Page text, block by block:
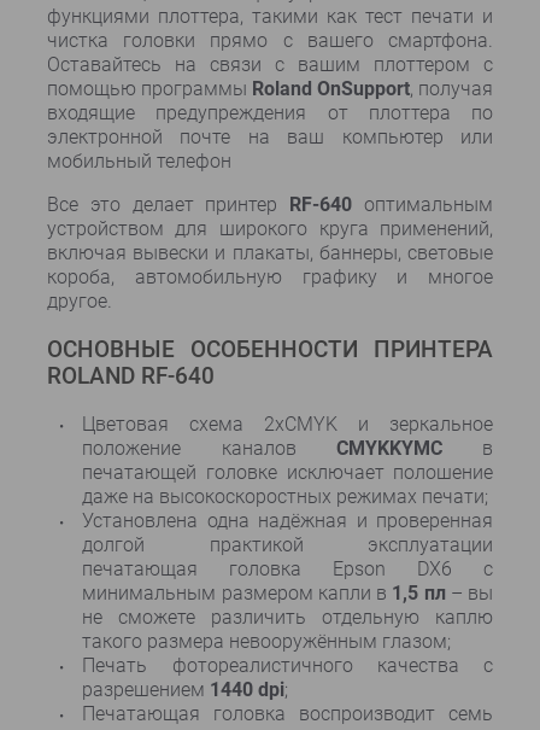
функциями плоттера, такими как тест печати и
чистка головки прямо с вашего смартфона.
Оставайтесь на связи с вашим плоттером с
помощью программы Roland OnSupport, получая
входящие предупреждения от плоттера по
электронной почте на ваш компьютер или
мобильный телефон
Все это делает принтер RF-640 оптимальным
устройством для широкого круга применений,
включая вывески и плакаты, баннеры, световые
короба, автомобильную графику и многое
другое.
ОСНОВНЫЕ ОСОБЕННОСТИ ПРИНТЕРА
ROLAND RF-640
Цветовая схема 2xCMYK и зеркальное
положение каналов CMYKKYMCв
печатающей головке исключает полошение
даже на высокоскоростных режимах печати;
Установлена одна надёжная и проверенная
долгой практикой эксплуатации
печатающая головка Epson DX6 с
минимальным размером капли в 1,5 пл – вы
не сможете различить отдельную каплю
такого размера невооружённым глазом;
Печать фотореалистичного качества с
разрешением 1440 dpi;
Печатающая головка воспроизводит семь